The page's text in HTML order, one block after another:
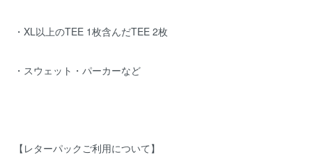
・XL以上のTEE 1枚含んだTEE 2枚
・スウェット・パーカーなど
【レターパックご利用について】